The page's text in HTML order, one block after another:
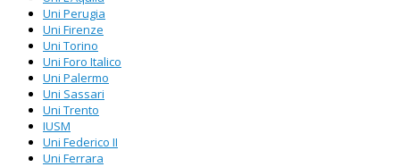
Uni Perugia
Uni Firenze
Uni Torino
Uni Foro Italico
Uni Palermo
Uni Sassari
Uni Trento
IUSM
Uni Federico II
Uni Ferrara